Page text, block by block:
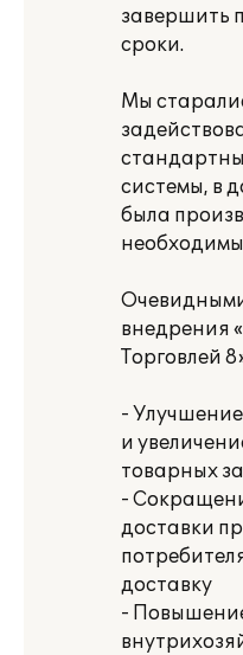
завершить
сроки.
Мы
системы, в
была
внедрения
Торговлей
-
и
товарных
-
доставки
доставку
-